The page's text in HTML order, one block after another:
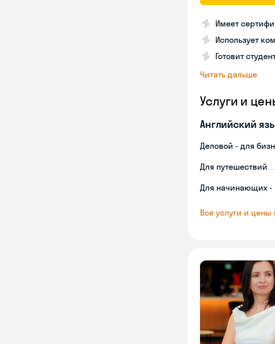
Имеет
Использует
Готовит
Читать дальше
Услуги и
Английский
Деловой - для
Для путешествий
Для начинающих -
Все услуги и цены